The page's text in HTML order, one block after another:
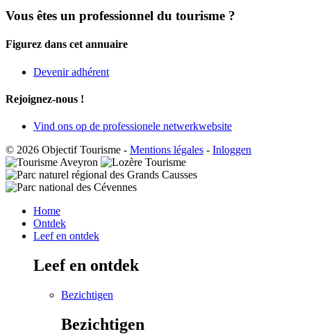
Vous êtes un professionnel du tourisme ?
Figurez dans cet annuaire
Devenir adhérent
Rejoignez-nous !
Vind ons op de professionele netwerkwebsite
© 2026 Objectif Tourisme - Mentions légales - Inloggen
Home
Ontdek
Leef en ontdek
Leef en ontdek
Bezichtigen
Bezichtigen